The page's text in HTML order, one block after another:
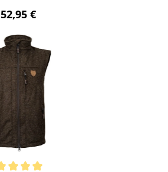
Regulärer Preis:
52,95 €